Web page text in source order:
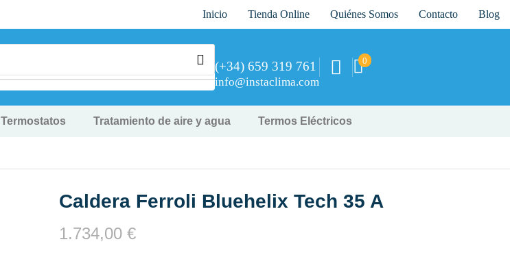
Inicio Tienda Online Quiénes Somos Contacto Blog
(+34) 659 319 761
info@instaclima.com
0
Termostatos Tratamiento de aire y agua Termos Eléctricos
Caldera Ferroli Bluehelix Tech 35 A
1.734,00 €